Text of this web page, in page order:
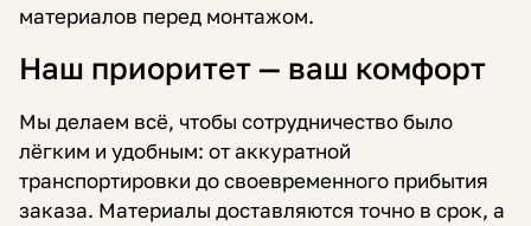
материалов перед монтажом.
Наш приоритет — ваш комфорт
Мы делаем всё, чтобы сотрудничество было
лёгким и удобным: от аккуратной
транспортировки до своевременного прибытия
заказа. Материалы доставляются точно в срок, а